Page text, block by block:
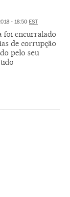
- 18:50 EST
foi encurralado
de corrupção
pelo seu